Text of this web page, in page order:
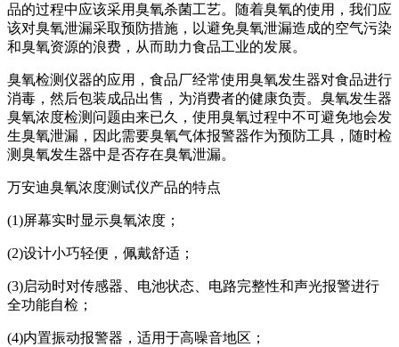
品的过程中应该采用臭氧杀菌工艺。随着臭氧的使用，我们应
该对臭氧泄漏采取预防措施，以避免臭氧泄漏造成的空气污染
和臭氧资源的浪费，从而助力食品工业的发展。
臭氧检测仪器的应用，食品厂经常使用臭氧发生器对食品进行
消毒，然后包装成品出售，为消费者的健康负责。臭氧发生器
臭氧浓度检测问题由来已久，使用臭氧过程中不可避免地会发
生臭氧泄漏，因此需要臭氧气体报警器作为预防工具，随时检
测臭氧发生器中是否存在臭氧泄漏。
万安迪臭氧浓度测试仪产品的特点
(1)屏幕实时显示臭氧浓度；
(2)设计小巧轻便，佩戴舒适；
(3)启动时对传感器、电池状态、电路完整性和声光报警进行
全功能自检；
(4)内置振动报警器，适用于高噪音地区；